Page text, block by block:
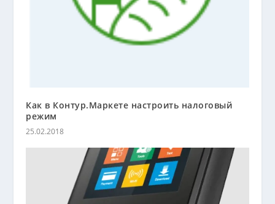
Как в Контур.Маркете настроить налоговый
режим
25.02.2018